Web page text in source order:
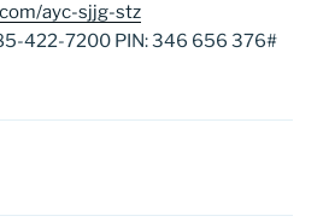
ayc-sjjg-stz
422-7200‬ PIN: ‪346 656 376‬#